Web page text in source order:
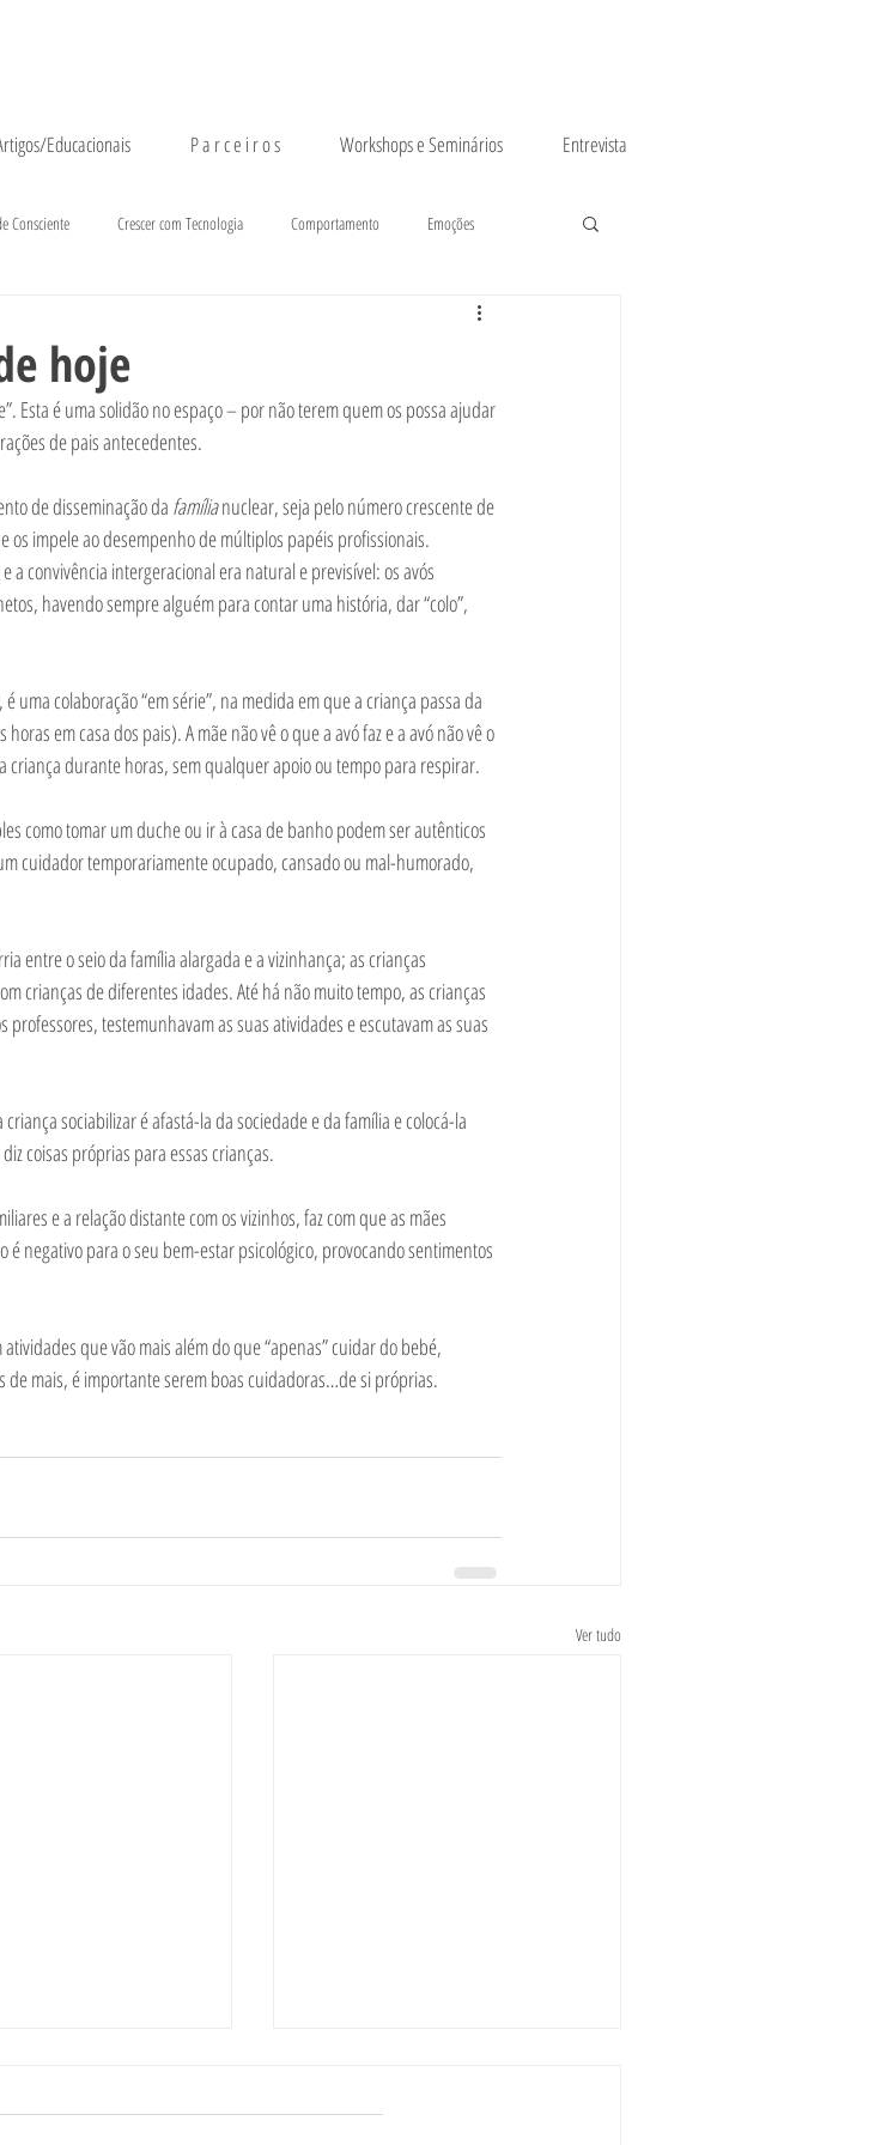
Educacionais P a r c e i r o s Workshops e Seminários Entrevista
Consciente Crescer com Tecnologia Comportamento Emoções
hoje
Esta é uma solidão no espaço – por não terem quem os possa ajudar
de pais antecedentes.
de disseminação da família nuclear, seja pelo número crescente de
impele ao desempenho de múltiplos papéis profissionais.
a convivência intergeracional era natural e previsível: os avós
havendo sempre alguém para contar uma história, dar “colo”,
uma colaboração “em série”, na medida em que a criança passa da
em casa dos pais). A mãe não vê o que a avó faz e a avó não vê o
criança durante horas, sem qualquer apoio ou tempo para respirar.
como tomar um duche ou ir à casa de banho podem ser autênticos
cuidador temporariamente ocupado, cansado ou mal-humorado,
entre o seio da família alargada e a vizinhança; as crianças
crianças de diferentes idades. Até há não muito tempo, as crianças
testemunhavam as suas atividades e escutavam as suas
sociabilizar é afastá-la da sociedade e da família e colocá-la
coisas próprias para essas crianças.
e a relação distante com os vizinhos, faz com que as mães
é negativo para o seu bem-estar psicológico, provocando sentimentos
que vão mais além do que “apenas” cuidar do bebé,
de mais, é importante serem boas cuidadoras…de si próprias.
Ver tudo